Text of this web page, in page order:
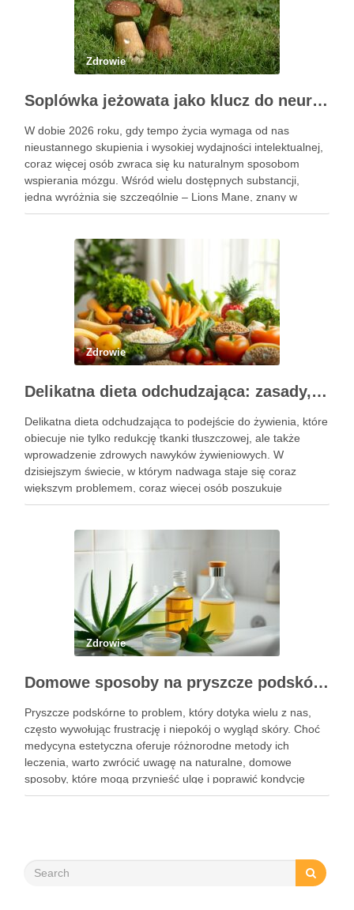
Zdrowie
Soplówka jeżowata jako klucz do neuroregeneracji. Dlaczego Lions Mane podbija świat suplementów
W dobie 2026 roku, gdy tempo życia wymaga od nas
nieustannego skupienia i wysokiej wydajności intelektualnej,
coraz więcej osób zwraca się ku naturalnym sposobom
wspierania mózgu. Wśród wielu dostępnych substancji,
jedna wyróżnia się szczególnie – Lions Mane, znany w
Polsce jako soplówka jeżowata. Ten niezwykły grzyb witalny,
Zdrowie
Delikatna dieta odchudzająca: zasady, jadłospis i efekty
Delikatna dieta odchudzająca to podejście do żywienia, które
obiecuje nie tylko redukcję tkanki tłuszczowej, ale także
wprowadzenie zdrowych nawyków żywieniowych. W
dzisiejszym świecie, w którym nadwaga staje się coraz
większym problemem, coraz więcej osób poszukuje
sposobów na skuteczne i bezpieczne zrzucenie zbędnych
Zdrowie
Domowe sposoby na pryszcze podskórne: skuteczne metody i składniki
Pryszcze podskórne to problem, który dotyka wielu z nas,
często wywołując frustrację i niepokój o wygląd skóry. Choć
medycyna estetyczna oferuje różnorodne metody ich
leczenia, warto zwrócić uwagę na naturalne, domowe
sposoby, które mogą przynieść ulgę i poprawić kondycję
cery. Składniki takie jak miód, cynamon czy aloes mają